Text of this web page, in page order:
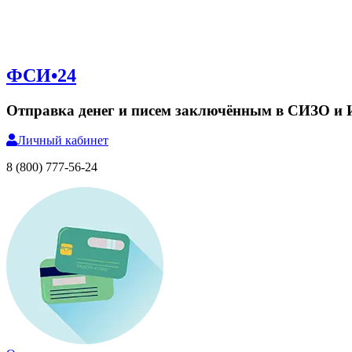
ФСИ•24
Отправка денег и писем заключённым в СИЗО и
Личный кабинет
8 (800) 777-56-24